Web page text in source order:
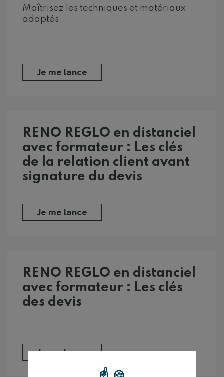
Maîtrisez les techniques et matériaux
adaptés
Je me lance
RENO REGLO en distanciel
avec formateur : Les clés
de la relation client avant
signature du devis
Je me lance
RENO REGLO en distanciel
avec formateur : Les clés
des devis
Je me lance